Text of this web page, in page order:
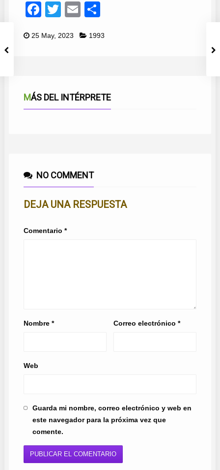
Facebook
TwitterEmail
25 May, 2023 1993
MÁS DEL INTÉRPRETE
NO COMMENT
DEJA UNA RESPUESTA
Comentario *
Nombre * Correo electrónico*
Web
Guarda mi nombre, correo electrónico y web en
este navegador para la próxima vez que
comente.